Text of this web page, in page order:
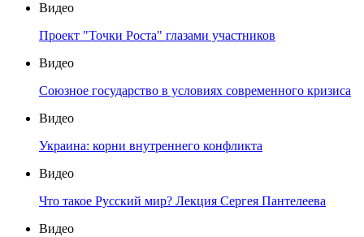
Видео
Проект "Точки Роста" глазами участников
Видео
Союзное государство в условиях современного кризиса
Видео
Украина: корни внутреннего конфликта
Видео
Что такое Русский мир? Лекция Сергея Пантелеева
Видео